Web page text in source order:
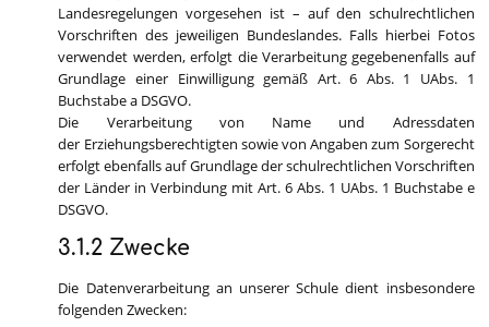
Landesregelungen vorgesehen ist – auf den schulrechtlichen
Vorschriften des jeweiligen Bundeslandes. Falls hierbei Fotos
verwendet werden, erfolgt die Verarbeitung gegebenenfalls auf
Grundlage einer Einwilligung gemäß Art. 6 Abs. 1 UAbs. 1
Buchstabe a DSGVO.
Die Verarbeitung von Name und Adressdaten
der Erziehungsberechtigten sowie von Angaben zum Sorgerecht
erfolgt ebenfalls auf Grundlage der schulrechtlichen Vorschriften
der Länder in Verbindung mit Art. 6 Abs. 1 UAbs. 1 Buchstabe e
DSGVO.
3.1.2 Zwecke
Die Datenverarbeitung an unserer Schule dient insbesondere
folgenden Zwecken: